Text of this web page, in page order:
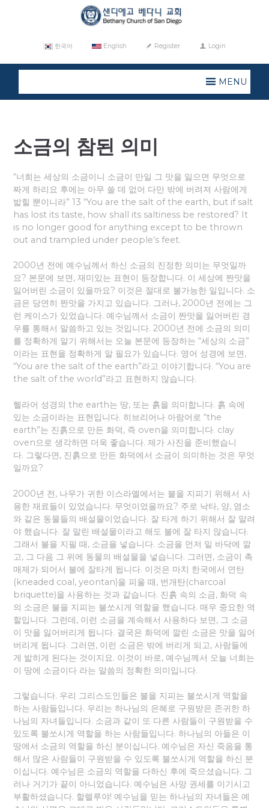
한국어 English Register Login
MENU
소금의 참된 의미
“너희는 세상의 소금이니 소금이 만일 그 맛을 잃으면 무엇으로
짜게 하리요 후에는 아무 쓸 데 없어 다만 밖에 버려져 사람에게
밟힐 뿐이니라” 13 “You are the salt of the earth, but if salt
has lost its taste, how shall its saltiness be restored? It
is no longer good for anything except to be thrown
out and trampled under people’s feet.
2000년 전에 예수님께서 하신 소금의 진정한 의미는 무엇일까
요? 본문에 보면, 재미있는 표현이 등장합니다. 이 세상에 짠맛을
잃어버린 소금이 있을까요? 이것은 절대로 불가능한 일입니다. 소
금은 당연히 짠맛을 가지고 있습니다. 그러나, 2000년 전에는 그
런 케이스가 있었습니다. 예수님께서 소금이 짠맛을 잃어버린 경
우를 통해서 말씀하고 있는 것입니다. 2000년 전에 소금의 의미
를 정확하게 알기 위해서는 오늘 본문에 등장하는 “세상의 소금”
이라는 표현을 정확하게 알 필요가 있습니다. 영어 성경에 보면,
“You are the salt of the earth”라고 이야기합니다. “You are
the salt of the world”라고 표현하지 않습니다.
헬라어 성경의 the earth는 땅, 또는 흙을 의미합니다. 흙 속에
있는 소금이라는 표현입니다. 히브리어나 아람어로 “the
earth”는 진흙으로 만든 화덕, 즉 oven을 의미합니다. clay
oven으로 생각하면 더욱 좋습니다. 제가 사진을 준비했습니
다. 그렇다면, 진흙으로 만든 화덕에서 소금이 의미하는 것은 무엇
일까요?
2000년 전, 나무가 귀한 이스라엘에서는 불을 지피기 위해서 사
용한 재료들이 있었습니다. 무엇이었을까요? 주로 낙타, 양, 염소
와 같은 동물들의 배설물이었습니다. 잘 타게 하기 위해서 잘 말려
야 했습니다. 잘 말린 배설물이라고 해도 불에 잘 타지 않습니다.
그래서 불을 지필 때, 소금을 넣습니다. 소금을 먼저 밑 바닥에 깔
고, 그 다음 그 위에 동물의 배설물을 넣습니다. 그러면, 소금이 촉
매제가 되어서 불에 잘타게 됩니다. 이것은 마치 한국에서 연탄
(kneaded coal, yeontan)을 피울 때, 번개탄(charcoal
briquette)을 사용하는 것과 같습니다. 진흙 속의 소금, 화덕 속
의 소금은 불을 지피는 불쏘시게 역할을 했습니다. 매우 중요한 역
할입니다. 그런데, 이런 소금을 계속해서 사용하다 보면, 그 소금
이 맛을 잃어버리게 됩니다. 결국은 화덕에 깔린 소금은 맛을 잃어
버리게 됩니다. 그러면, 이런 소금은 밖에 버리게 되고, 사람들에
게 밟히게 된다는 것이지요. 이것이 바로, 예수님께서 오늘 너희는
이 땅에 소금이다 라는 말씀의 정확한 의미입니다.
그렇습니다. 우리 그리스도인들은 불을 지피는 불쏘시게 역할을
하는 사람들입니다. 우리는 하나님의 은혜로 구원받은 존귀한 하
나님의 자녀들입니다. 소금과 같이 또 다른 사람들이 구원받을 수
있도록 불쏘시게 역할을 하는 사람들입니다. 하나님의 아들은 이
땅에서 소금의 역할을 하신 분이십니다. 예수님은 자신 죽음을 통
해서 많은 사람들이 구원받을 수 있도록 불쏘시게 역할을 하신 분
이십니다. 예수님은 소금의 역할을 다하신 후에 죽으셨습니다. 그
러나 거기가 끝이 아니었습니다. 예수님은 사망 권세를 이기시고
부활하셨습니다. 할렐루야! 예수님을 믿는 하나님의 자녀들은 예